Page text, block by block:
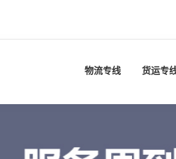
物流专线 货运专